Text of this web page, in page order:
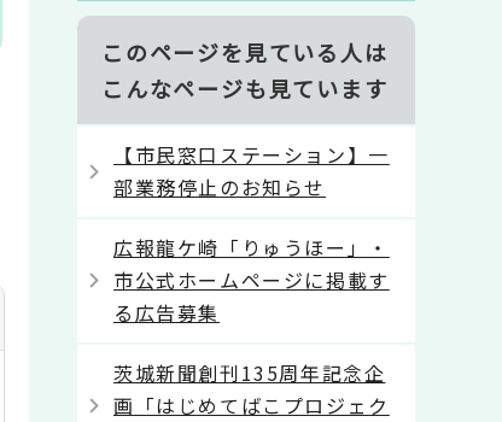
このページを見ている人は
こんなページも見ています
【市民窓口ステーション】一
部業務停止のお知らせ
広報龍ケ崎「りゅうほー」・
市公式ホームページに掲載す
る広告募集
茨城新聞創刊135周年記念企
画「はじめてばこプロジェク